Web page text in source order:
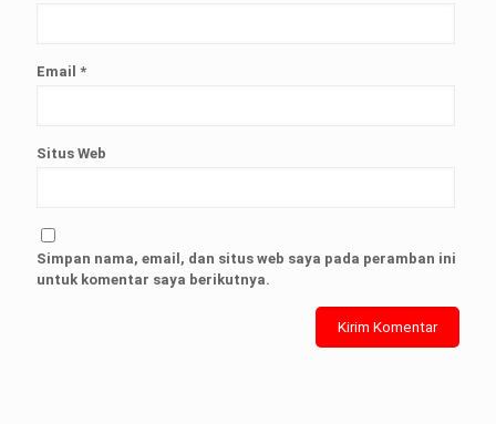
Email *
Situs Web
Simpan nama, email, dan situs web saya pada peramban ini
untuk komentar saya berikutnya.